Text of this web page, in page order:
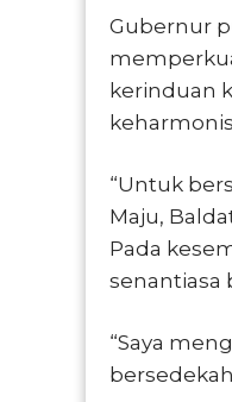
Gubernur
kerinduan
“Untuk
Maju,
Pada
senantiasa
“Saya